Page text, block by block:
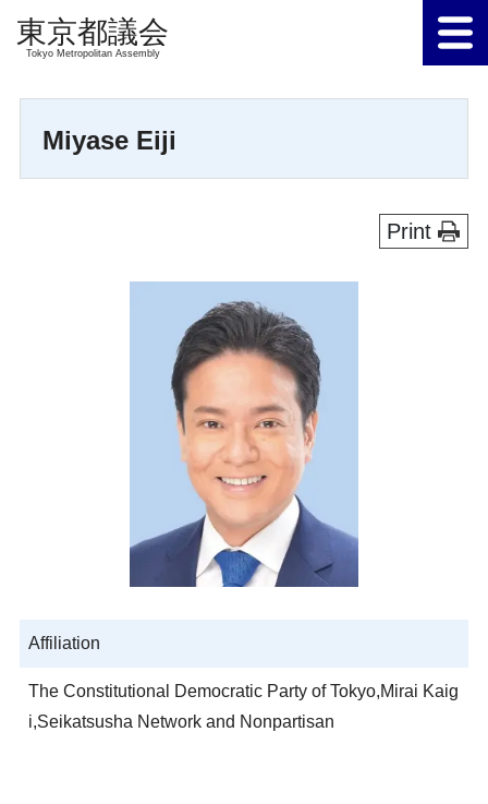
Tokyo Metropolitan Assembly
Miyase Eiji
Print
Affiliation
The Constitutional Democratic Party of Tokyo,Mirai Kaig
i,Seikatsusha Network and Nonpartisan